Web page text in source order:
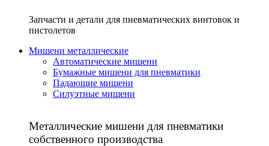
Запчасти и детали для пневматических винтовок и
пистолетов
Мишени металлические
Автоматические мишени
Бумажные мишени для пневматики
Падающие мишени
Силуэтные мишени
Металлические мишени для пневматики
собственного производства